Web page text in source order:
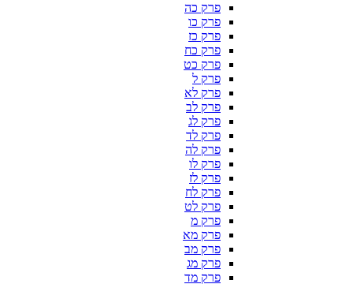
פרק כה
פרק כו
פרק כז
פרק כח
פרק כט
פרק ל
פרק לא
פרק לב
פרק לג
פרק לד
פרק לה
פרק לו
פרק לז
פרק לח
פרק לט
פרק מ
פרק מא
פרק מב
פרק מג
פרק מד